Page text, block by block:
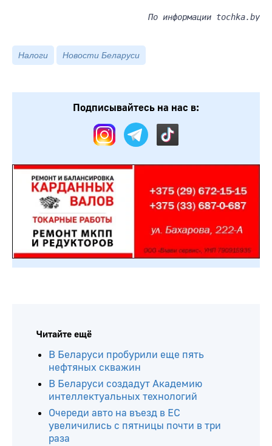
По информации tochka.by
Налоги Новости Беларуси
Подписывайтесь на нас в:
Читайте ещё
В Беларуси пробурили еще пять
нефтяных скважин
В Беларуси создадут Академию
интеллектуальных технологий
Очереди авто на въезд в ЕС
увеличились с пятницы почти в три
раза